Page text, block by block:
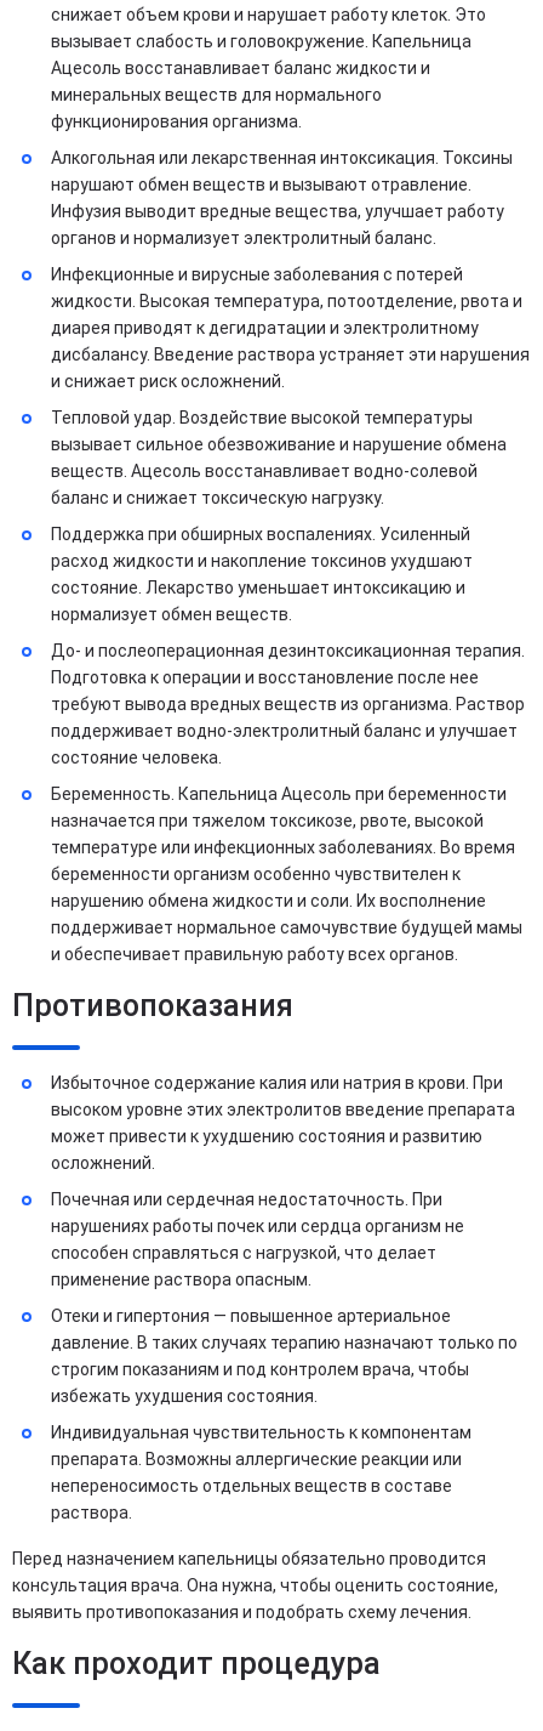
снижает объем крови и нарушает работу клеток. Это
вызывает слабость и головокружение. Капельница
Ацесоль восстанавливает баланс жидкости и
минеральных веществ для нормального
функционирования организма.
Алкогольная или лекарственная интоксикация. Токсины
нарушают обмен веществ и вызывают отравление.
Инфузия выводит вредные вещества, улучшает работу
органов и нормализует электролитный баланс.
Инфекционные и вирусные заболевания с потерей
жидкости. Высокая температура, потоотделение, рвота и
диарея приводят к дегидратации и электролитному
дисбалансу. Введение раствора устраняет эти нарушения
и снижает риск осложнений.
Тепловой удар. Воздействие высокой температуры
вызывает сильное обезвоживание и нарушение обмена
веществ. Ацесоль восстанавливает водно-солевой
баланс и снижает токсическую нагрузку.
Поддержка при обширных воспалениях. Усиленный
расход жидкости и накопление токсинов ухудшают
состояние. Лекарство уменьшает интоксикацию и
нормализует обмен веществ.
До- и послеоперационная дезинтоксикационная терапия.
Подготовка к операции и восстановление после нее
требуют вывода вредных веществ из организма. Раствор
поддерживает водно-электролитный баланс и улучшает
состояние человека.
Беременность. Капельница Ацесоль при беременности
назначается при тяжелом токсикозе, рвоте, высокой
температуре или инфекционных заболеваниях. Во время
беременности организм особенно чувствителен к
нарушению обмена жидкости и соли. Их восполнение
поддерживает нормальное самочувствие будущей мамы
и обеспечивает правильную работу всех органов.
Противопоказания
Избыточное содержание калия или натрия в крови. При
высоком уровне этих электролитов введение препарата
может привести к ухудшению состояния и развитию
осложнений.
Почечная или сердечная недостаточность. При
нарушениях работы почек или сердца организм не
способен справляться с нагрузкой, что делает
применение раствора опасным.
Отеки и гипертония — повышенное артериальное
давление. В таких случаях терапию назначают только по
строгим показаниям и под контролем врача, чтобы
избежать ухудшения состояния.
Индивидуальная чувствительность к компонентам
препарата. Возможны аллергические реакции или
непереносимость отдельных веществ в составе
раствора.
Перед назначением капельницы обязательно проводится
консультация врача. Она нужна, чтобы оценить состояние,
выявить противопоказания и подобрать схему лечения.
Как проходит процедура